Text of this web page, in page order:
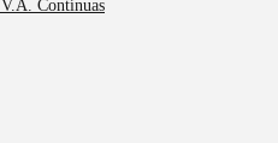
Contínuas